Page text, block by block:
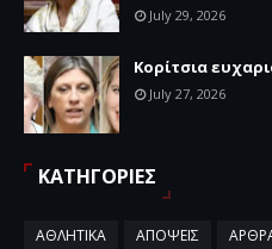
July 29, 2026
Κορίτσια
July 27, 2026
ΚΑΤΗΓΟΡΙΕΣ
ΑΘΛΗΤΙΚΑ ΑΠΟΨΕΙΣ